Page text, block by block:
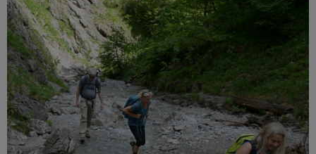
14.08.26
Klettertreff indoor
München
15.-16.08.26
Hohes Licht 2651 m, Rappenseekopf 2468 m